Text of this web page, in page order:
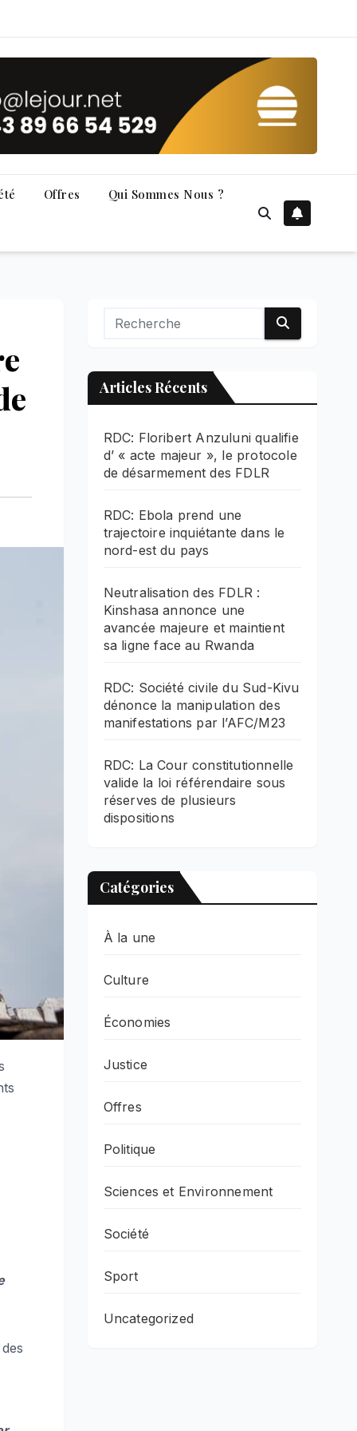
Offres Qui Sommes Nous ?
Articles Récents
RDC: Floribert Anzuluni qualifie
d’ « acte majeur », le protocole
de désarmement des FDLR
RDC: Ebola prend une
trajectoire inquiétante dans le
nord-est du pays
Neutralisation des FDLR :
Kinshasa annonce une
avancée majeure et maintient
sa ligne face au Rwanda
RDC: Société civile du Sud-Kivu
dénonce la manipulation des
manifestations par l’AFC/M23
RDC: La Cour constitutionnelle
valide la loi référendaire sous
réserves de plusieurs
dispositions
Catégories
À la une
Culture
Économies
Justice
Offres
Politique
Sciences et Environnement
Société
Sport
Uncategorized